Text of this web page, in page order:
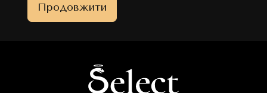
Продовжити